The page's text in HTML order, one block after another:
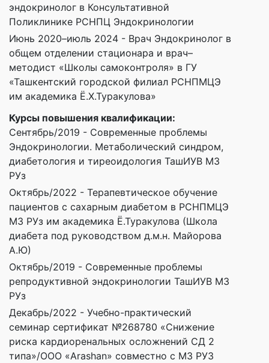
эндокринолог в Консультативной
Поликлинике РСНПЦ Эндокринологии
Июнь 2020–июль 2024 - Врач Эндокринолог в
общем отделении стационара и врач–
методист «Школы самоконтроля» в ГУ
«Ташкентский городской филиал РСНПМЦЭ
им академика Ё.Х.Туракулова»
Курсы повышения квалификации:
Сентябрь/2019 - Современные проблемы
Эндокринологии. Метаболический синдром,
диабетология и тиреоидология ТашИУВ МЗ
РУз
Октябрь/2022 - Терапевтическое обучение
пациентов с сахарным диабетом в РСНПМЦЭ
МЗ РУз им академика Ё.Туракулова (Школа
диабета под руководством д.м.н. Майорова
А.Ю)
Октябрь/2019 - Современные проблемы
репродуктивной эндокринологии ТашИУВ МЗ
РУз
Декабрь/2022 - Учебно-практический
семинар сертификат №268780 «Снижение
риска кардиоренальных осложнений СД 2
типа»/ООО «Arashan» совместно с МЗ РУЗ